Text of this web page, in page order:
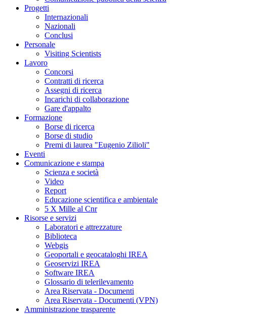
Progetti
Internazionali
Nazionali
Conclusi
Personale
Visiting Scientists
Lavoro
Concorsi
Contratti di ricerca
Assegni di ricerca
Incarichi di collaborazione
Gare d'appalto
Formazione
Borse di ricerca
Borse di studio
Premi di laurea "Eugenio Zilioli"
Eventi
Comunicazione e stampa
Scienza e società
Video
Report
Educazione scientifica e ambientale
5 X Mille al Cnr
Risorse e servizi
Laboratori e attrezzature
Biblioteca
Webgis
Geoportali e geocataloghi IREA
Geoservizi IREA
Software IREA
Glossario di telerilevamento
Area Riservata - Documenti
Area Riservata - Documenti (VPN)
Amministrazione trasparente